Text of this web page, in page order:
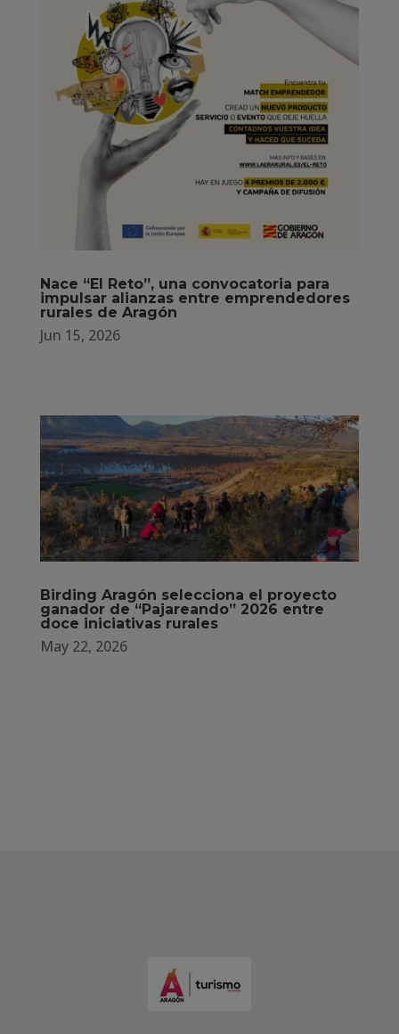
Nace “El Reto”, una convocatoria para
impulsar alianzas entre emprendedores
rurales de Aragón
Jun 15, 2026
Birding Aragón selecciona el proyecto
ganador de “Pajareando” 2026 entre
doce iniciativas rurales
May 22, 2026